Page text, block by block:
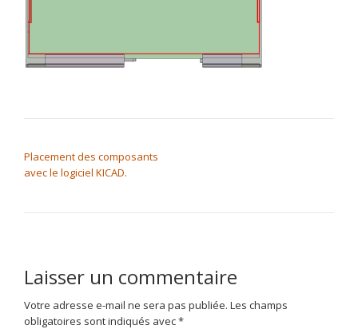
Placement des composants
avec le logiciel KICAD.
Laisser un commentaire
Votre adresse e-mail ne sera pas publiée. Les champs
obligatoires sont indiqués avec*